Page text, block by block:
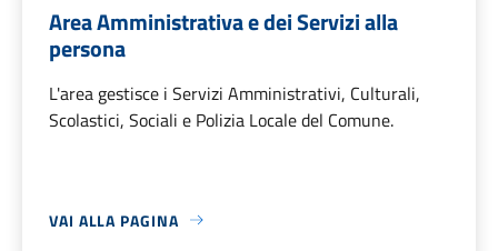
Area Amministrativa e dei Servizi alla
persona
L'area gestisce i Servizi Amministrativi, Culturali,
Scolastici, Sociali e Polizia Locale del Comune.
VAI ALLA PAGINA